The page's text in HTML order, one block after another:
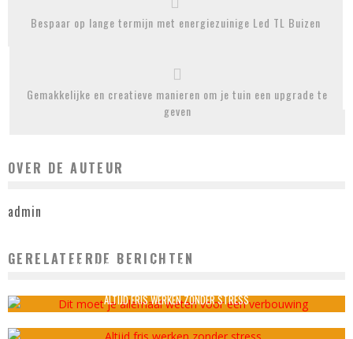
Bespaar op lange termijn met energiezuinige Led TL Buizen
Gemakkelijke en creatieve manieren om je tuin een upgrade te
geven
OVER DE AUTEUR
admin
GERELATEERDE BERICHTEN
DIT MOET JE ALLEMAAL WETEN VOOR EEN VERBOUWING
ALTIJD FRIS WERKEN ZONDER STRESS